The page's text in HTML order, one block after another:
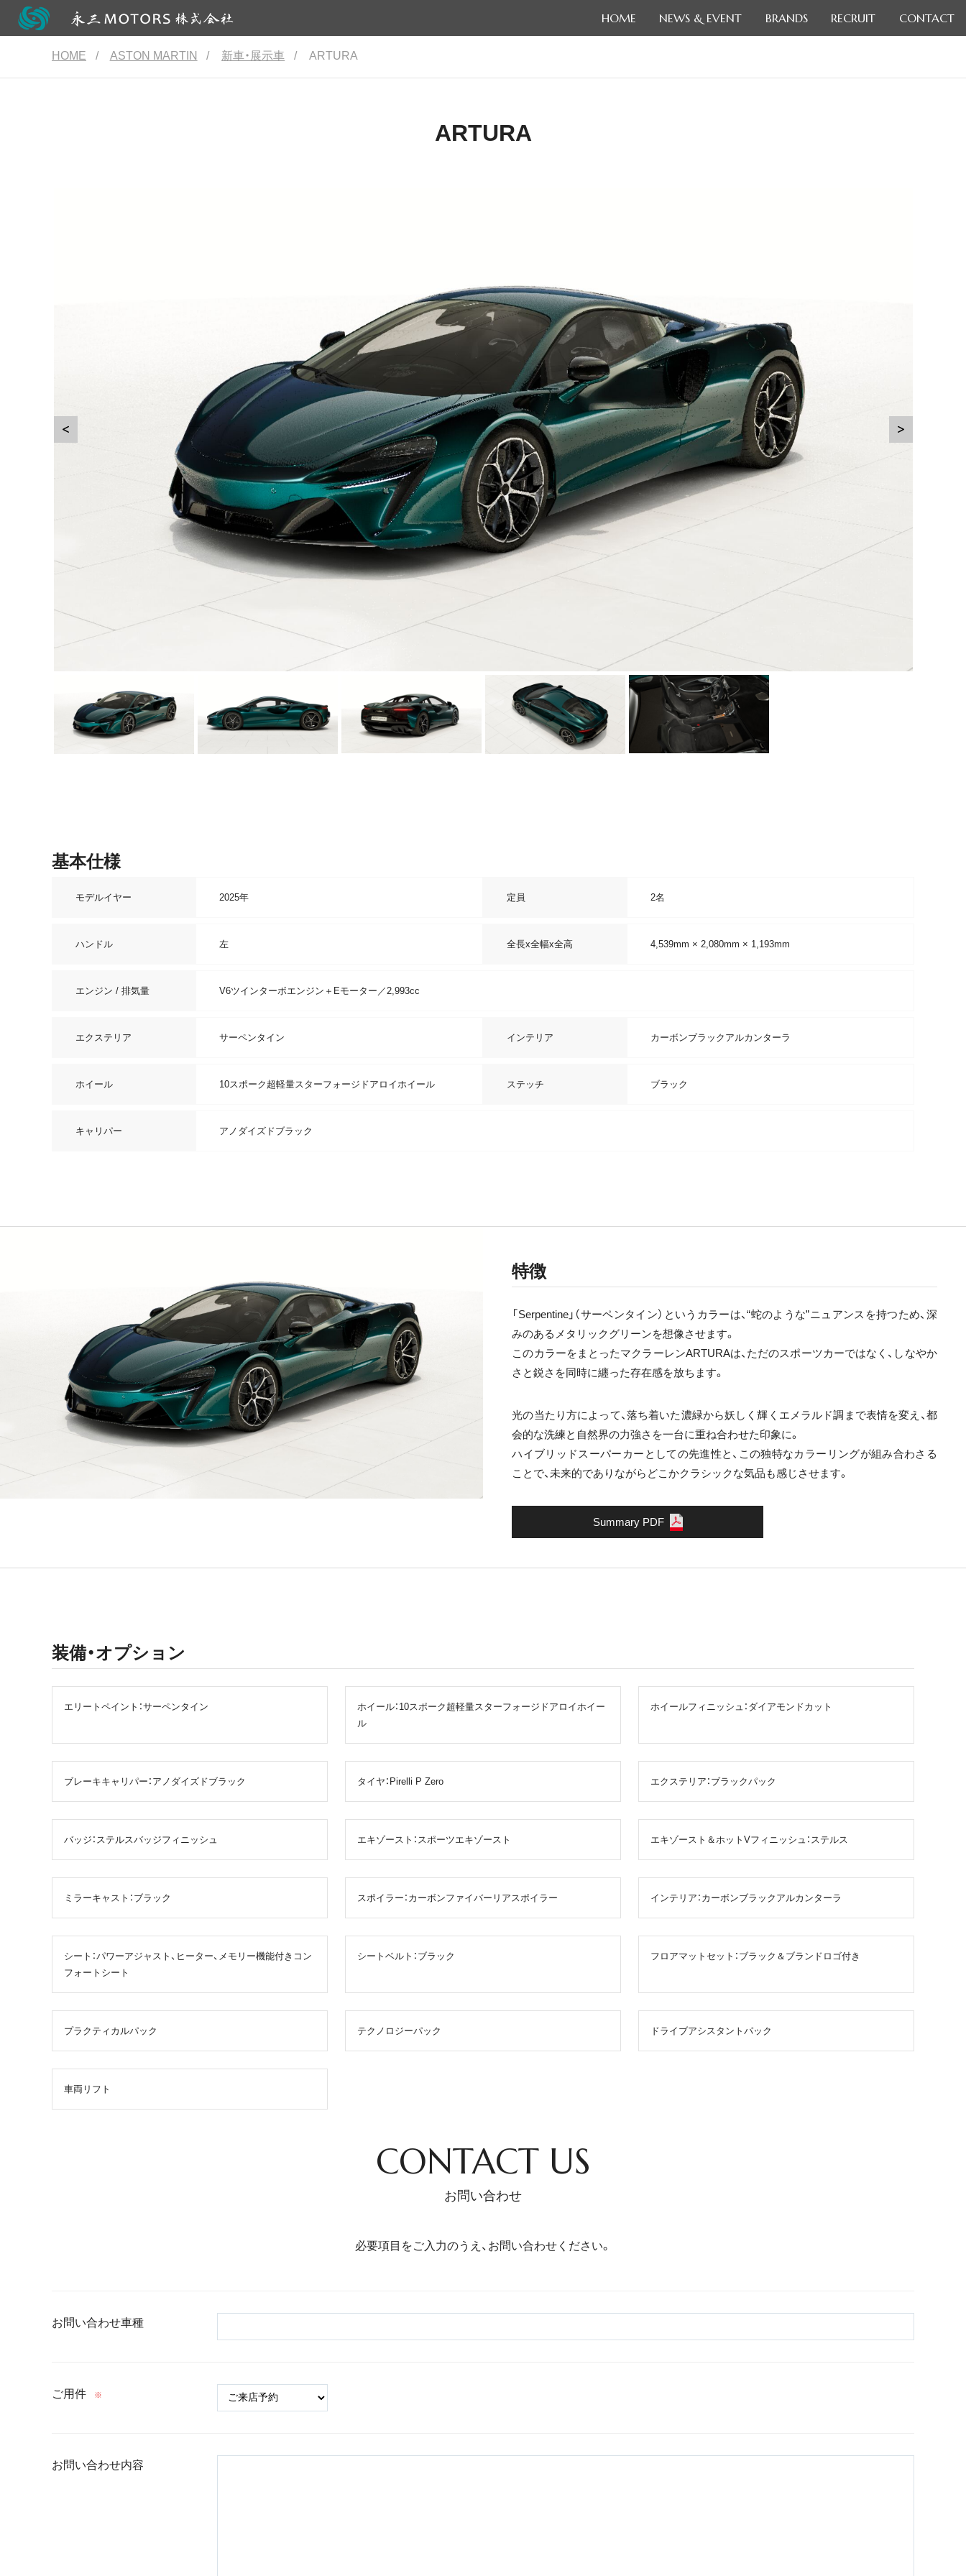
HOME NEWS & EVENT BRANDS RECRUIT CONTACT
HOME / ASTON MARTIN / 新車・展示車 / ARTURA
ARTURA
基本仕様
モデルイヤー 2025年 定員 2名
ハンドル 左 全長x全幅x全高 4,539mm × 2,080mm × 1,193mm
エンジン / 排気量 V6ツインターボエンジン＋Eモーター／2,993cc
エクステリア サーペンタイン インテリア カーボンブラックアルカンターラ
ホイール 10スポーク超軽量スターフォージドアロイホイール ステッチ ブラック
キャリパー アノダイズドブラック
特徴
「Serpentine」（サーペンタイン）というカラーは、“蛇のような”ニュアンスを持つため、深
みのあるメタリックグリーンを想像させます。
このカラーをまとったマクラーレンARTURAは、ただのスポーツカーではなく、しなやか
さと鋭さを同時に纏った存在感を放ちます。
光の当たり方によって、落ち着いた濃緑から妖しく輝くエメラルド調まで表情を変え、都
会的な洗練と自然界の力強さを一台に重ね合わせた印象に。
ハイブリッドスーパーカーとしての先進性と、この独特なカラーリングが組み合わさる
ことで、未来的でありながらどこかクラシックな気品も感じさせます。
Summary PDF
装備・オプション
エリートペイント：サーペンタイン
ホイール：10スポーク超軽量スターフォージドアロイホイー
ル
ホイールフィニッシュ：ダイアモンドカット
ブレーキキャリパー：アノダイズドブラック タイヤ：Pirelli P Zero エクステリア：ブラックパック
バッジ：ステルスバッジフィニッシュ エキゾースト：スポーツエキゾースト エキゾースト＆ホットVフィニッシュ：ステルス
ミラーキャスト：ブラック スポイラー：カーボンファイバーリアスポイラー インテリア：カーボンブラックアルカンターラ
シート：パワーアジャスト、ヒーター、メモリー機能付きコン
フォートシート
シートベルト：ブラック フロアマットセット：ブラック＆ブランドロゴ付き
プラクティカルパック テクノロジーパック ドライブアシスタントパック
車両リフト
CONTACT US
お問い合わせ
必要項目をご入力のうえ、お問い合わせください。
お問い合わせ車種
ご用件 ※
お問い合わせ内容